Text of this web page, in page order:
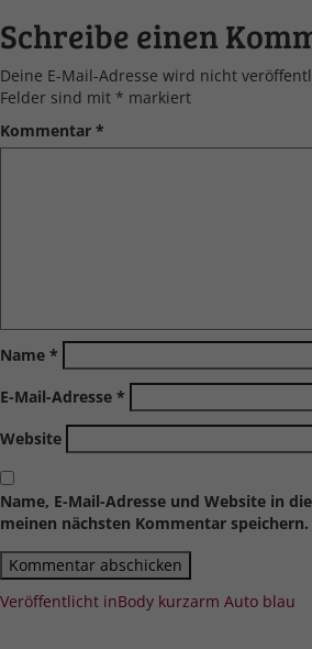
Schreibe einen
Deine E-Mail-Adresse wird nicht
Felder sind mit * markiert
Kommentar *
Name *
E-Mail-Adresse *
Website
Name, E-Mail-Adresse und Website in
meinen nächsten Kommentar speichern.
Beitragsnavigation
Veröffentlicht inBody kurzarm Auto blau